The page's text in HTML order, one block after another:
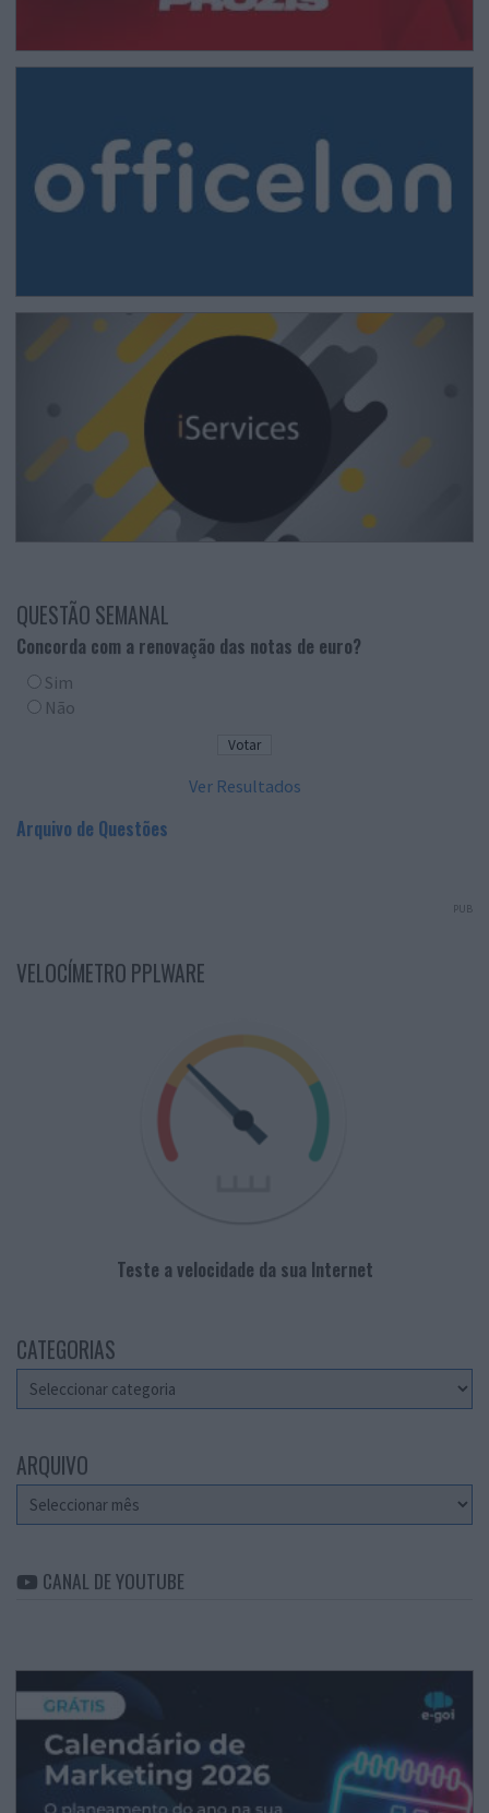
QUESTÃO SEMANAL
Concorda com a renovação das notas de euro?
Sim
Não
Ver Resultados
Arquivo de Questões
PUB
VELOCÍMETRO PPLWARE
Teste a velocidade da sua Internet
CATEGORIAS
Categorias
ARQUIVO
Arquivo
CANAL DE YOUTUBE